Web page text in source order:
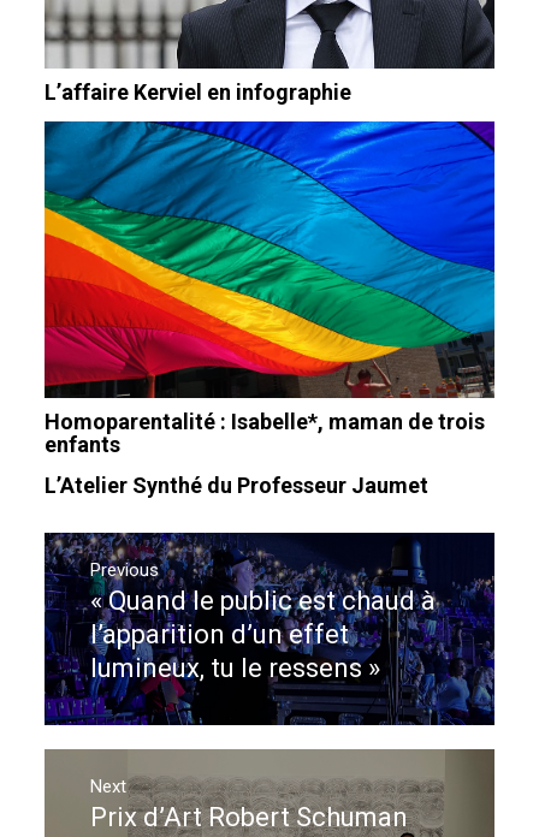
L’affaire Kerviel en infographie
Homoparentalité : Isabelle*, maman de trois
enfants
L’Atelier Synthé du Professeur Jaumet
Navigation
de
l’article
Previous
Previous
post:
« Quand le public est chaud à
l’apparition d’un effet
lumineux, tu le ressens »
Next
Next
Prix d’Art Robert Schuman